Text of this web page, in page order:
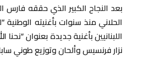
بعد النجاح الكبير الذي حققه فارس
الحلاني منذ سنوات بأغنيته
اللبنانيين بأغنية جديدة بعنوان
نزار فرنسيس وألحان وتوزيع طوني